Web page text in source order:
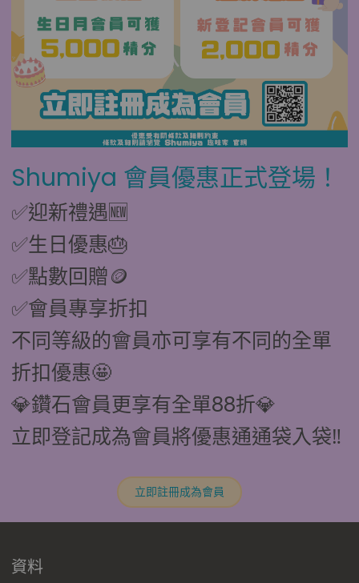
Shumiya 會員優惠正式登場！
✅迎新禮遇🆕
✅生日優惠🎂
✅點數回贈🪙
✅會員專享折扣
不同等級的會員亦可享有不同的全單
折扣優惠🤩
💎鑽石會員更享有全單88折💎
立即登記成為會員將優惠通通袋入袋‼️
立即註冊成為會員
資料